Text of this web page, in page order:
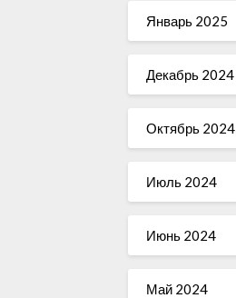
Январь 2025
Декабрь 2024
Октябрь 2024
Июль 2024
Июнь 2024
Май 2024